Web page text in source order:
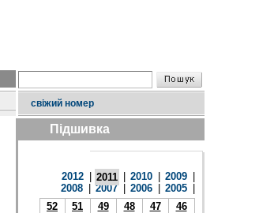
свіжий номер
Підшивка
2012 2011 2010 2009
2008
2007 2006 2005
52
51 49 48 47
46